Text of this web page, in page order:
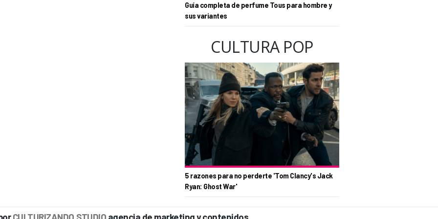
Guía completa de perfume Tous para hombre y
sus variantes
CULTURA POP
5 razones para no perderte 'Tom Clancy's Jack
Ryan: Ghost War'